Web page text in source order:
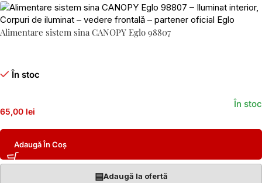
Alimentare sistem sina CANOPY Eglo 98807
În stoc
65,00 lei
În stoc
Adaugă În Coș
▤Adaugă la ofertă